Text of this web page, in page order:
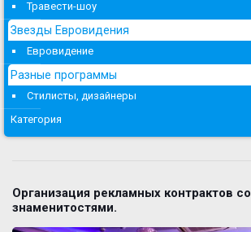
Травести-шоу
Звезды Евровидения
Евровидение
Разные программы
Стилисты, дизайнеры
Категория
Организация рекламных контрактов со
знаменитостями.